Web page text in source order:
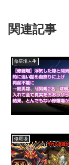
関連記事
修羅場人生
修羅場